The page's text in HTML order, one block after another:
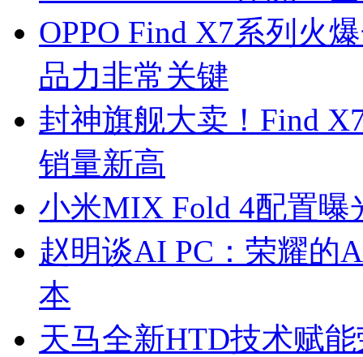
OPPO Find X7系列火
品力非常关键
封神旗舰大卖！Find
销量新高
小米MIX Fold 4配置
赵明谈AI PC：荣耀的
本
天马全新HTD技术赋